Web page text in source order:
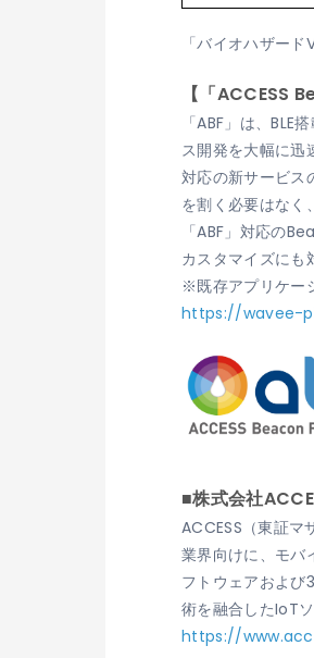
「バイオハザード
【「ACCESS
「ABF」は、
ス開発を大幅に
対応の新サービス
を割く必要はなく
「ABF」対応の
カスタマイズにも
※既存アプリケー
https://wavee-
■株式会社
ACCESS（東証マ
業界向けに、モバ
フトウェアおよび
術を融合したIoT
https://